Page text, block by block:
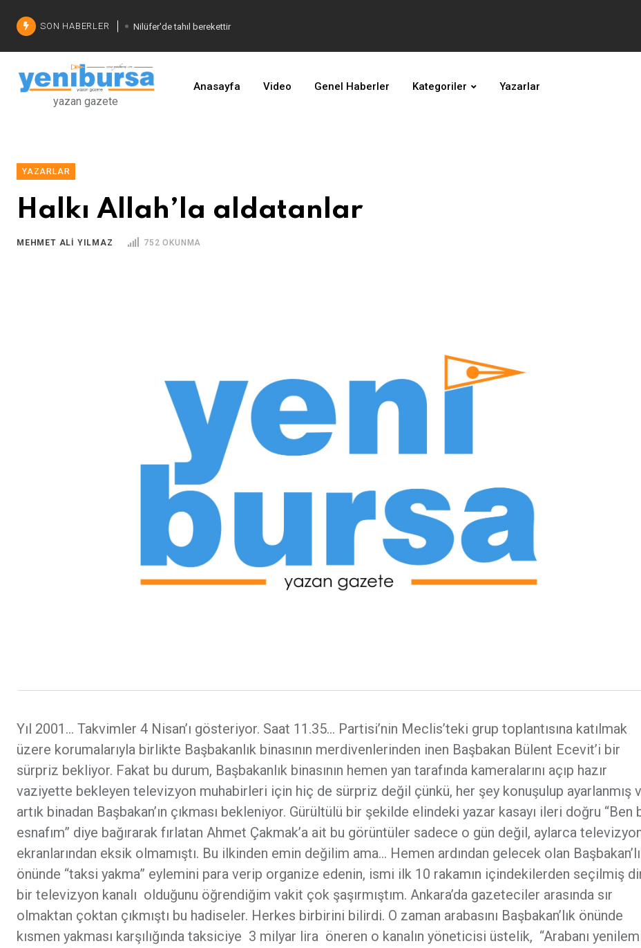
SON HABERLER Nilüfer'de tahıl berekettir
Şadi Özdemir'den çözüm
İşinizi geliştirin
yazan gazete
Anasayfa Video Genel Haberler Kategoriler Yazarlar
YAZARLAR
Halkı Allah’la aldatanlar
MEHMET ALI YILMAZ 752 OKUNMA
Yıl 2001… Takvimler 4 Nisan’ı gösteriyor. Saat 11.35… Partisi’nin Meclis’teki grup toplantısına katılmak
üzere korumalarıyla birlikte Başbakanlık binasının merdivenlerinden inen Başbakan Bülent Ecevit’i bir
sürpriz bekliyor. Fakat bu durum, Başbakanlık binasının hemen yan tarafında kameralarını açıp hazır
vaziyette bekleyen televizyon muhabirleri için hiç de sürpriz değil çünkü, her şey konuşulup ayarlanmış
artık binadan Başbakan’ın çıkması bekleniyor. Gürültülü bir şekilde elindeki yazar kasayı ileri doğru “Ben
esnafım” diye bağırarak fırlatan Ahmet Çakmak’a ait bu görüntüler sadece o gün değil, aylarca
ekranlarından eksik olmamıştı. Bu ilkinden emin değilim ama… Hemen ardından gelecek olan
önünde “taksi yakma” eylemini para verip organize edenin, ismi ilk 10 rakamın içindekilerden seçilmiş
bir televizyon kanalı olduğunu öğrendiğim vakit çok şaşırmıştım. Ankara’da gazeteciler arasında sır
olmaktan çoktan çıkmıştı bu hadiseler. Herkes birbirini bilirdi. O zaman arabasını Başbakan’lık önünde
kısmen yakması karşılığında taksiciye 3 milyar lira öneren o kanalın yöneticisi üstelik, “Arabanı